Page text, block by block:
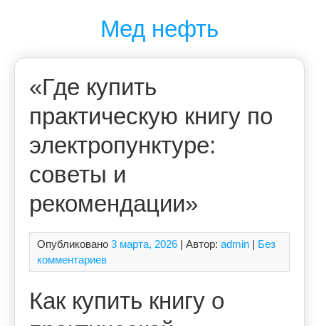
Мед нефть
«Где купить
практическую книгу по
электропунктуре:
советы и
рекомендации»
Опубликовано 3 марта, 2026 | Автор: admin | Без
комментариев
Как купить книгу о